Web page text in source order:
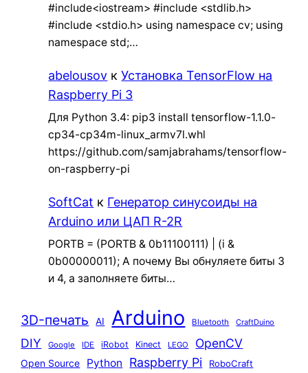
#include<iostream> #include <stdlib.h>
#include <stdio.h> using namespace cv; using
namespace std;…
abelousov кУстановка TensorFlow на
Raspberry Pi 3
Для Python 3.4: pip3 install tensorflow-1.1.0-
cp34-cp34m-linux_armv7l.whl
https://github.com/samjabrahams/tensorflow-
on-raspberry-pi
SoftCat к Генератор синусоиды на
Arduino или ЦАП R-2R
PORTB = (PORTB & 0b11100111) | (i &
0b00000011); А почему Вы обнуляете биты 3
и 4, а заполняете биты…
3D-печать AI Arduino Bluetooth CraftDuino
DIY Google IDE iRobot Kinect LEGO OpenCV
Open Source Python Raspberry Pi RoboCraft